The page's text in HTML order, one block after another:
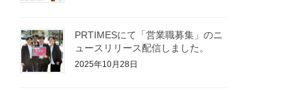
PRTIMESにて「営業職募集」のニ
ュースリリース配信しました。
2025年10月28日